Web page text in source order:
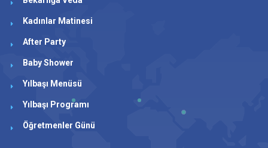
Kadınlar Matinesi
After Party
Baby Shower
Yılbaşı Menüsü
Yılbaşı Programı
Öğretmenler Günü